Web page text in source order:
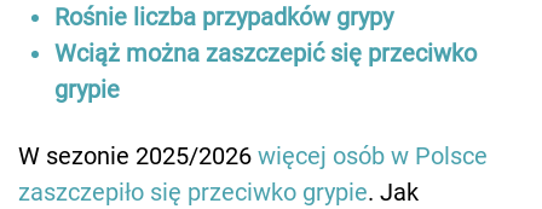
Rośnie liczba przypadków grypy
Wciąż można zaszczepić się przeciwko
grypie
W sezonie 2025/2026 więcej osób w Polsce
zaszczepiło się przeciwko grypie. Jak